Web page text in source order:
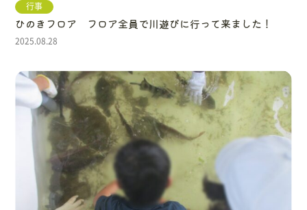
行事
ひのきフロア フロア全員で川遊びに行って来ました！
2025.08.28